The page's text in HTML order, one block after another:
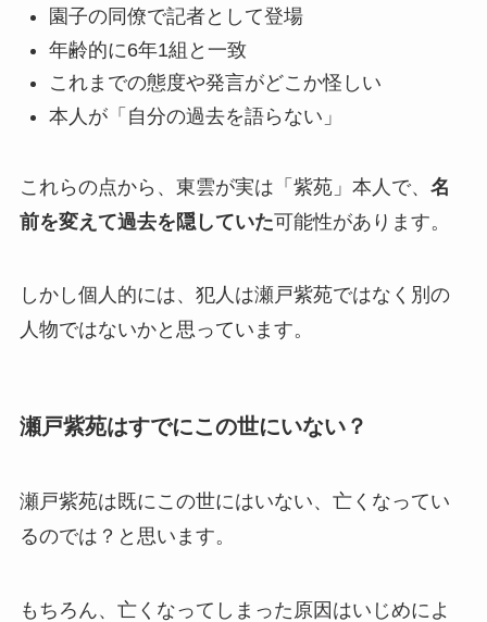
園子の同僚で記者として登場
年齢的に6年1組と一致
これまでの態度や発言がどこか怪しい
本人が「自分の過去を語らない」
これらの点から、東雲が実は「紫苑」本人で、 名
前を変えて過去を隠していた可能性があります。
しかし個人的には、犯人は瀬戸紫苑ではなく別の
人物ではないかと思っています。
瀬戸紫苑はすでにこの世にいない？
瀬戸紫苑は既にこの世にはいない、亡くなってい
るのでは？と思います。
もちろん、亡くなってしまった原因はいじめによ